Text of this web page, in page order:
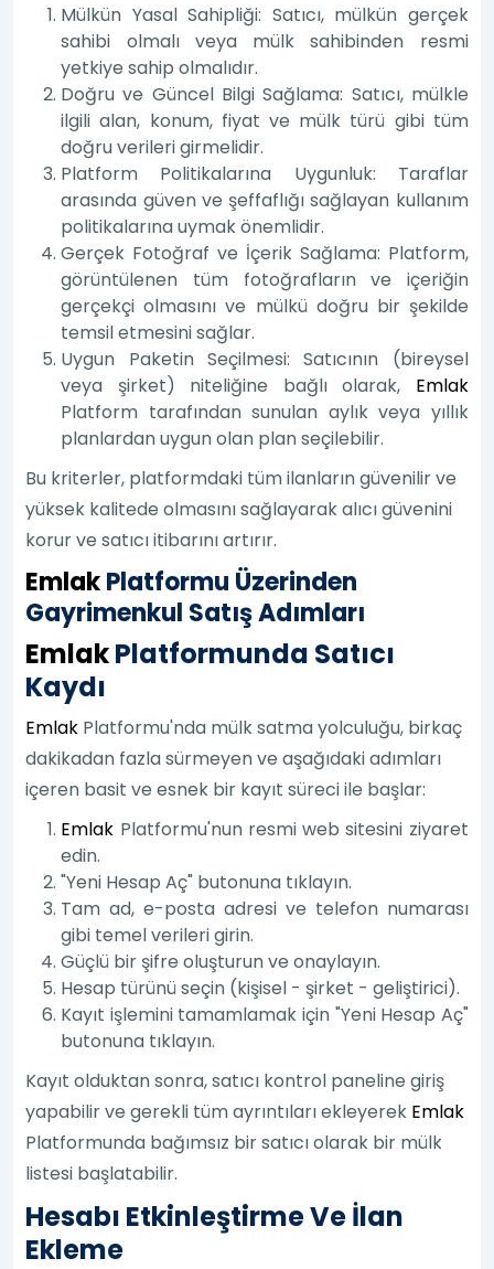
Mülkün Yasal Sahipliği: Satıcı, mülkün gerçek
sahibi olmalı veya mülk sahibinden resmi
yetkiye sahip olmalıdır.
Doğru ve Güncel Bilgi Sağlama: Satıcı, mülkle
ilgili alan, konum, fiyat ve mülk türü gibi tüm
doğru verileri girmelidir.
Platform Politikalarına Uygunluk: Taraflar
arasında güven ve şeffaflığı sağlayan kullanım
politikalarına uymak önemlidir.
Gerçek Fotoğraf ve İçerik Sağlama: Platform,
görüntülenen tüm fotoğrafların ve içeriğin
gerçekçi olmasını ve mülkü doğru bir şekilde
temsil etmesini sağlar.
Uygun Paketin Seçilmesi: Satıcının (bireysel
veya şirket) niteliğine bağlı olarak, Emlak
Platform tarafından sunulan aylık veya yıllık
planlardan uygun olan plan seçilebilir.
Bu kriterler, platformdaki tüm ilanların güvenilir ve
yüksek kalitede olmasını sağlayarak alıcı güvenini
korur ve satıcı itibarını artırır.
EmlakPlatformu Üzerinden
Gayrimenkul Satış Adımları
EmlakPlatformunda Satıcı
Kaydı
Emlak Platformu'nda mülk satma yolculuğu, birkaç
dakikadan fazla sürmeyen ve aşağıdaki adımları
içeren basit ve esnek bir kayıt süreci ile başlar:
Emlak Platformu'nun resmi web sitesini ziyaret
edin.
"Yeni Hesap Aç" butonuna tıklayın.
Tam ad, e-posta adresi ve telefon numarası
gibi temel verileri girin.
Güçlü bir şifre oluşturun ve onaylayın.
Hesap türünü seçin (kişisel - şirket - geliştirici).
Kayıt işlemini tamamlamak için "Yeni Hesap Aç"
butonuna tıklayın.
Kayıt olduktan sonra, satıcı kontrol paneline giriş
yapabilir ve gerekli tüm ayrıntıları ekleyerek Emlak
Platformunda bağımsız bir satıcı olarak bir mülk
listesi başlatabilir.
Hesabı Etkinleştirme Ve İlan
Ekleme